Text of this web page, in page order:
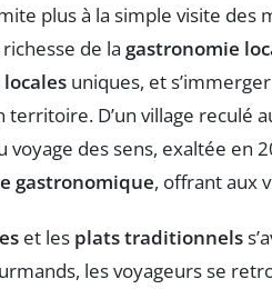
plus à la simple visite
de la gastronomie
uniques, et
territoire. D’un village
voyage des sens, exaltée
gastronomique, offrant aux
et les plats traditionnels
les voyageurs se